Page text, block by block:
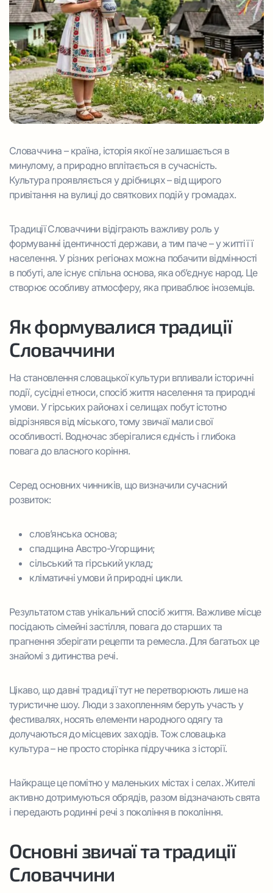
Словаччина – країна, історія якої не залишається в
минулому, а природно вплітається в сучасність.
Культура проявляється у дрібницях – від щирого
привітання на вулиці до святкових подій у громадах.
Традиції Словаччини відіграють важливу роль у
формуванні ідентичності держави, а тим паче – у житті її
населення. У різних регіонах можна побачити відмінності
в побуті, але існує спільна основа, яка об’єднує народ. Це
створює особливу атмосферу, яка приваблює іноземців.
Як формувалися традиції
Словаччини
На становлення словацької культури впливали історичні
події, сусідні етноси, спосіб життя населення та природні
умови. У гірських районах і селищах побут істотно
відрізнявся від міського, тому звичаї мали свої
особливості. Водночас зберігалися єдність і глибока
повага до власного коріння.
Серед основних чинників, що визначили сучасний
розвиток:
слов’янська основа;
спадщина Австро-Угорщини;
сільський та гірський уклад;
кліматичні умови й природні цикли.
Результатом став унікальний спосіб життя. Важливе місце
посідають сімейні застілля, повага до старших та
прагнення зберігати рецепти та ремесла. Для багатьох це
знайомі з дитинства речі.
Цікаво, що давні традиції тут не перетворюють лише на
туристичне шоу. Люди з захопленням беруть участь у
фестивалях, носять елементи народного одягу та
долучаються до місцевих заходів. Тож словацька
культура – не просто сторінка підручника з історії.
Найкраще це помітно у маленьких містах і селах. Жителі
активно дотримуються обрядів, разом відзначають свята
і передають родинні речі з покоління в покоління.
Основні звичаї та традиції
Словаччини